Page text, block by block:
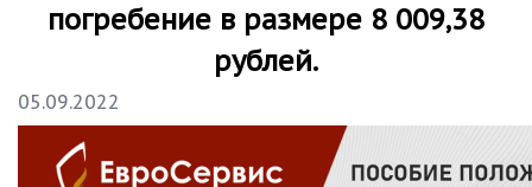
погребение в размере 8 009,38
рублей.
05.09.2022